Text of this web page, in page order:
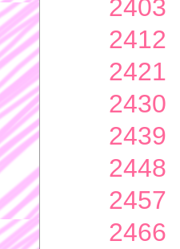
2403
2412
2421
2430
2439
2448
2457
2466